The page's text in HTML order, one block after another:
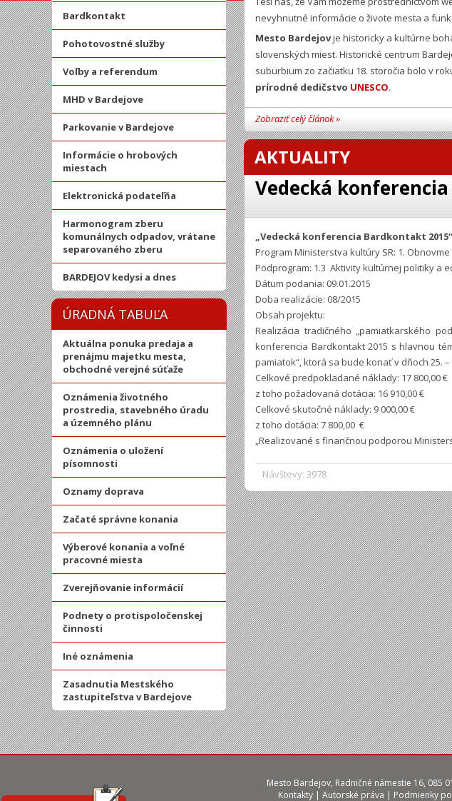
Bardkontakt
Pohotovostné služby
Voľby a referendum
MHD v Bardejove
Parkovanie v Bardejove
Informácie o hrobových
miestach
Elektronická podateľňa
Harmonogram zberu
komunálnych odpadov, vrátane
separovaného zberu
BARDEJOV kedysi a dnes
ÚRADNÁ TABUĽA
Aktuálna ponuka predaja a
prenájmu majetku mesta,
obchodné verejné súťaže
Oznámenia životného
prostredia, stavebného úradu
a územného plánu
Oznámenia o uložení
písomnosti
Oznamy doprava
Začaté správne konania
Výberové konania a voľné
pracovné miesta
Zverejňovanie informácií
Podnety o protispoločenskej
činnosti
Iné oznámenia
Zasadnutia Mestského
zastupiteľstva v Bardejove
nevyhnutné informácie o živote mesta a
Mesto Bardejovje historicky a kultúrne
slovenských miest. Historické centrum
suburbium zo začiatku 18. storočia bolo v
prírodné dedičstvo UNESCO.
Zobraziť celý článok »
AKTUALITY
Vedecká
Návštevy: 3978
„Vedecká konferencia Bardkontakt 2015“
Program Ministerstva kultúry SR: 1.
Podprogram: 1.3 Aktivity kultúrnej politiky a
Dátum podania: 09.01.2015
Doba realizácie: 08/2015
Obsah projektu:
Realizácia tradičného „pamiatkarského
konferencia Bardkontakt 2015 s hlavnou
pamiatok“, ktorá sa bude konať v dňoch 25. –
Celkové predpokladané náklady: 17 800,00 €
z toho požadovaná dotácia: 16 910,00 €
Celkové skutočné náklady: 9 000,00 €
z toho dotácia: 7 800,00 €
„Realizované s finančnou podporou
Mesto Bardejov, Radničné námestie 16, 085
Kontakty | Autorské práva | Podmienky